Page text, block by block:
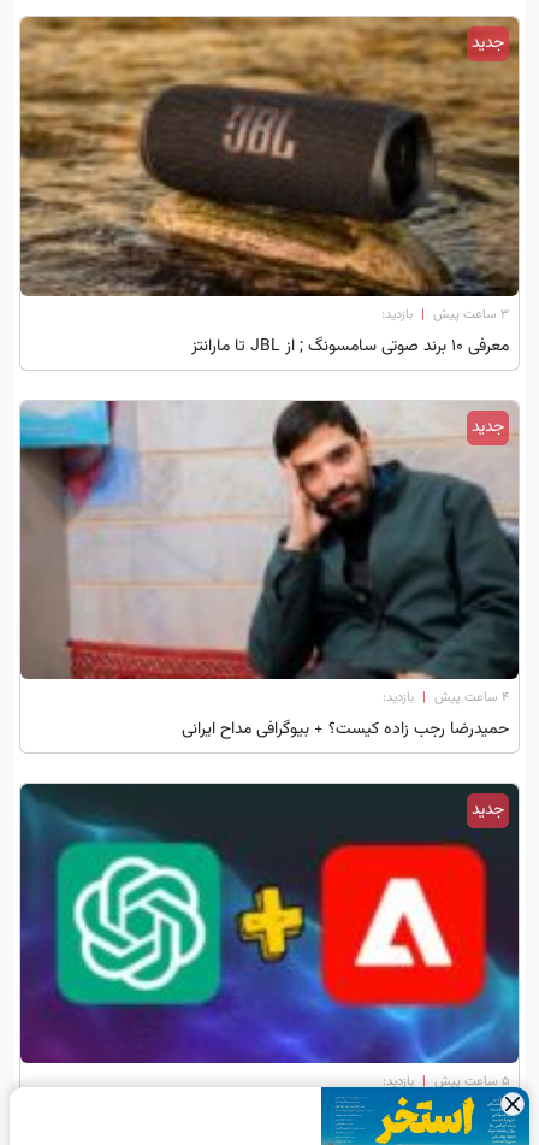
جدید
۳ ساعت پیش | بازدید:
معرفی 10 برند صوتی سامسونگ ; از JBL تا مارانتز
جدید
۴ ساعت پیش | بازدید:
حمیدرضا رجب‌ زاده کیست؟ + بیوگرافی مداح ایرانی
جدید
۵ ساعت پیش | بازدید:
آموزش و راهنمای افزودن و استفاده از پلاگین ادوبی در ChatGPT×